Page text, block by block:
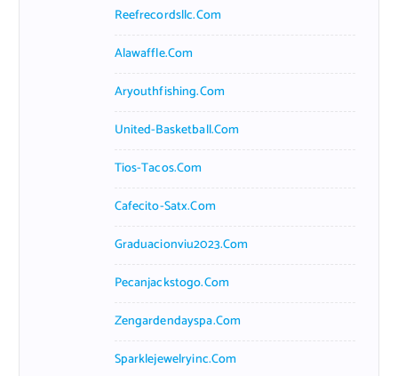
Reefrecordsllc.com
Alawaffle.com
Aryouthfishing.com
United-Basketball.com
Tios-Tacos.com
Cafecito-Satx.com
Graduacionviu2023.com
Pecanjackstogo.com
Zengardendayspa.com
Sparklejewelryinc.com